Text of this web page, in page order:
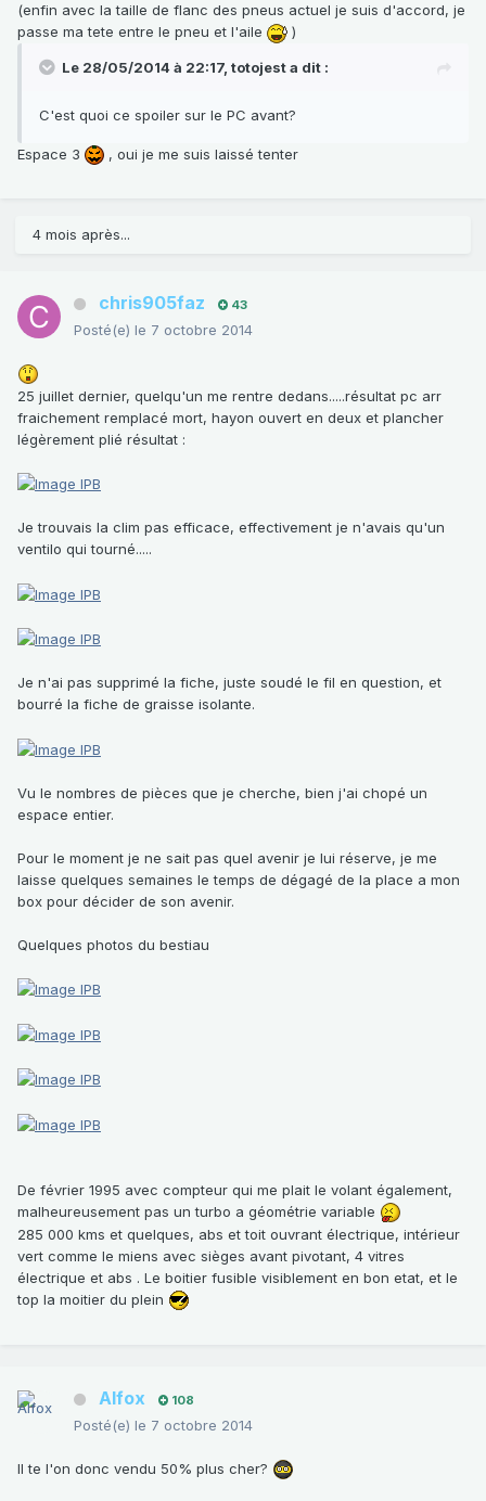
(enfin avec la taille de flanc des pneus actuel je suis d'accord, je
passe ma tete entre le pneu et l'aile
)
Le 28/05/2014 à 22:17, totojest a dit :
C'est quoi ce spoiler sur le PC avant?
Espace 3 , oui je me suis laissé tenter
4 mois après...
chris905faz 43
Posté(e) le 7 octobre 2014
25 juillet dernier, quelqu'un me rentre dedans.....résultat pc arr
fraichement remplacé mort, hayon ouvert en deux et plancher
légèrement plié résultat :
Je trouvais la clim pas efficace, effectivement je n'avais qu'un
ventilo qui tourné.....
Je n'ai pas supprimé la fiche, juste soudé le fil en question, et
bourré la fiche de graisse isolante.
Vu le nombres de pièces que je cherche, bien j'ai chopé un
espace entier.
Pour le moment je ne sait pas quel avenir je lui réserve, je me
laisse quelques semaines le temps de dégagé de la place a mon
box pour décider de son avenir.
Quelques photos du bestiau
De février 1995 avec compteur qui me plait le volant également,
malheureusement pas un turbo a géométrie variable
285 000 kms et quelques, abs et toit ouvrant électrique, intérieur
vert comme le miens avec sièges avant pivotant, 4 vitres
électrique et abs . Le boitier fusible visiblement en bon etat, et le
top la moitier du plein
Alfox 108
Posté(e) le 7 octobre 2014
Il te l'on donc vendu 50% plus cher?